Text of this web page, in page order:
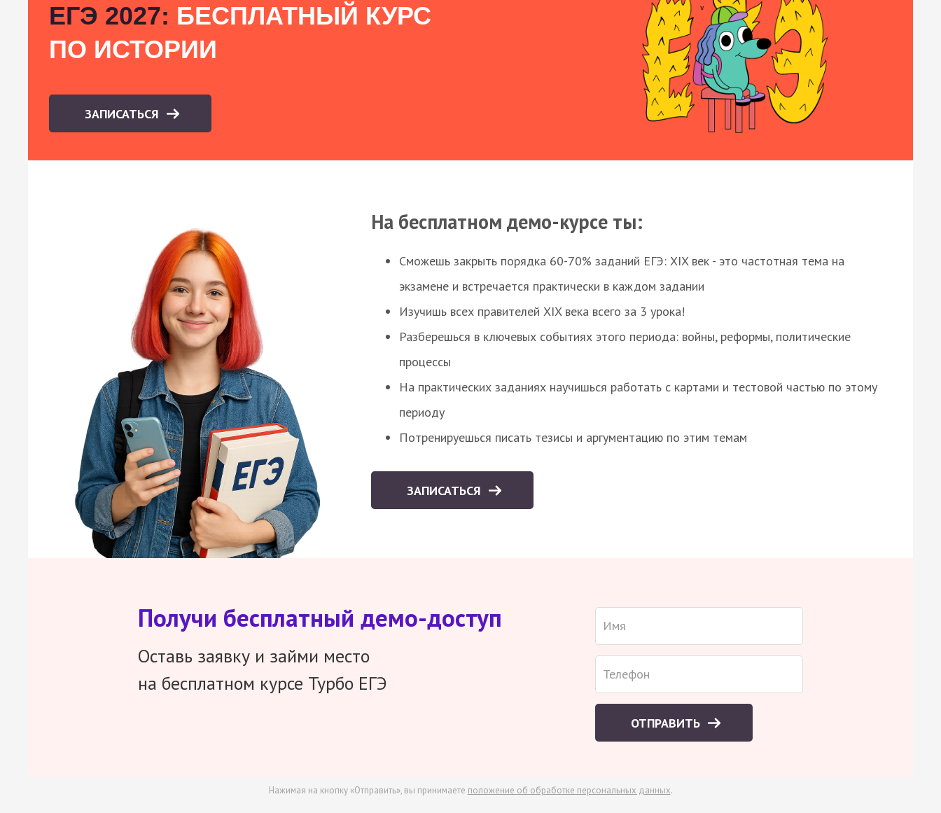
ЕГЭ 2027: БЕСПЛАТНЫЙ КУРС
ПО ИСТОРИИ
ЗАПИСАТЬСЯ
На бесплатном демо-курсе ты:
Сможешь закрыть порядка 60-70% заданий ЕГЭ: XIX век - это частотная тема на
экзамене и встречается практически в каждом задании
Изучишь всех правителей XIX века всего за 3 урока!
Разберешься в ключевых событиях этого периода: войны, реформы, политические
процессы
На практических заданиях научишься работать с картами и тестовой частью по этому
периоду
Потренируешься писать тезисы и аргументацию по этим темам
ЗАПИСАТЬСЯ
Получи бесплатный демо-доступ
Оставь заявку и займи место
на бесплатном курсе Турбо ЕГЭ
ОТПРАВИТЬ
Нажимая на кнопку «Отправить», вы принимаете положение об обработке персональных данных.